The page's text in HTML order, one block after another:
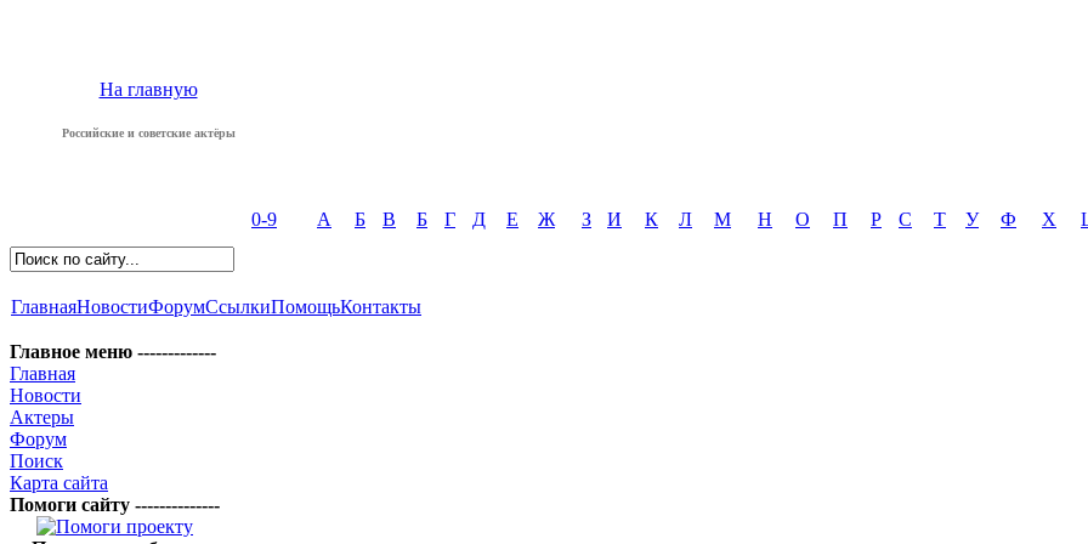
На главную
Российские и советские актёры
0-9 А Б В Б Г Д Е Ж З И К Л М Н О П Р С Т У Ф Х
ГлавнаяНовостиФорумСсылкиПомощьКонтакты
Главное меню -------------
Главная
Новости
Актеры
Форум
Поиск
Карта сайта
Помоги сайту --------------